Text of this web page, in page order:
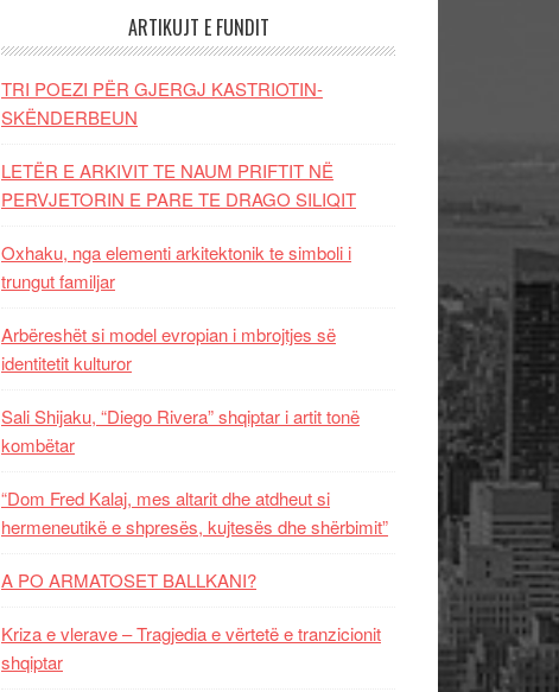
ARTIKUJT E FUNDIT
TRI POEZI PËR GJERGJ KASTRIOTIN-
SKËNDERBEUN
LETËR E ARKIVIT TE NAUM PRIFTIT NË
PERVJETORIN E PARE TE DRAGO SILIQIT
Oxhaku, nga elementi arkitektonik te simboli i
trungut familjar
Arbëreshët si model evropian i mbrojtjes së
identitetit kulturor
Sali Shijaku, “Diego Rivera” shqiptar i artit tonë
kombëtar
“Dom Fred Kalaj, mes altarit dhe atdheut si
hermeneutikë e shpresës, kujtesës dhe shërbimit”
A PO ARMATOSET BALLKANI?
Kriza e vlerave – Tragjedia e vërtetë e tranzicionit
shqiptar